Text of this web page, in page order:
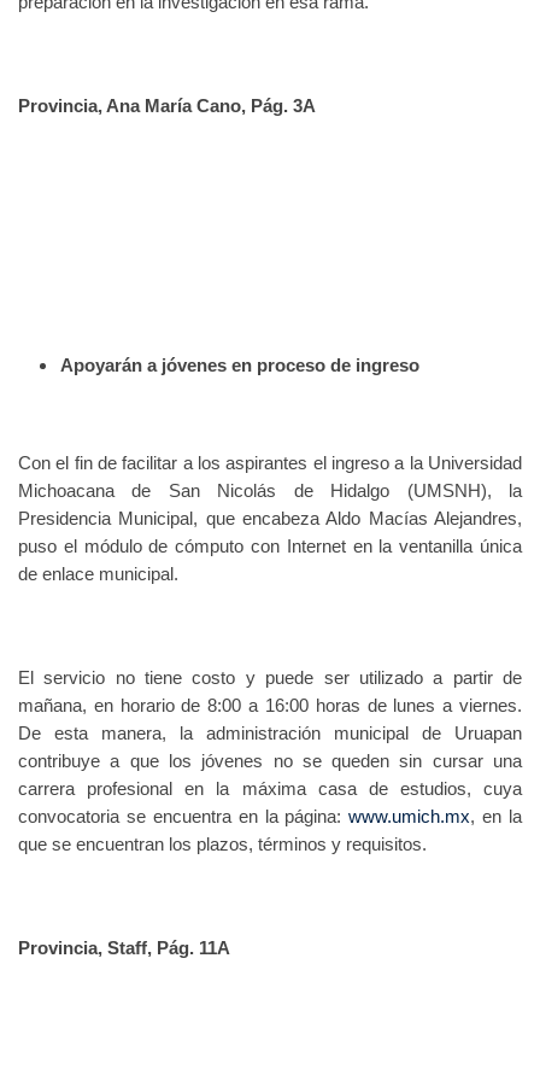
Provincia, Ana María Cano, Pág. 3A
Apoyarán a jóvenes en proceso de ingreso
Con el fin de facilitar a los aspirantes el ingreso a la Universidad
Michoacana de San Nicolás de Hidalgo (UMSNH), la
Presidencia Municipal, que encabeza Aldo Macías Alejandres,
puso el módulo de cómputo con Internet en la ventanilla única
de enlace municipal.
El servicio no tiene costo y puede ser utilizado a partir de
mañana, en horario de 8:00 a 16:00 horas de lunes a viernes.
De esta manera, la administración municipal de Uruapan
contribuye a que los jóvenes no se queden sin cursar una
carrera profesional en la máxima casa de estudios, cuya
convocatoria se encuentra en la página:www.umich.mx, en la
que se encuentran los plazos, términos y requisitos.
Provincia, Staff, Pág. 11A